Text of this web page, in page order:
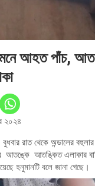
আহত পাঁচ,
২০২৪
রাত থেকে অন্ডালের
আতঙ্কে আতঙ্কিত এলাকার
হনুমানটি বলে জানা গেছে।